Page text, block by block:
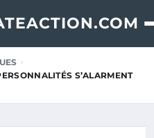
S’ALARMENT